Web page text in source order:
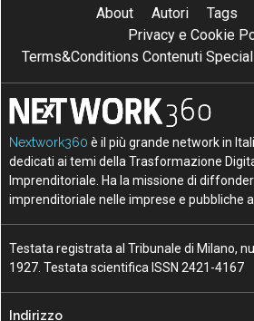
About Autori Tags
Privacy e Cookie
Terms&Conditions Contenuti
Nextwork360 è il più grande network in
dedicati ai temi della Trasformazione
Imprenditoriale. Ha la missione di
imprenditoriale nelle imprese e pubbliche
Testata registrata al Tribunale di Milano,
1927. Testata scientifica ISSN 2421-4167
Indirizzo